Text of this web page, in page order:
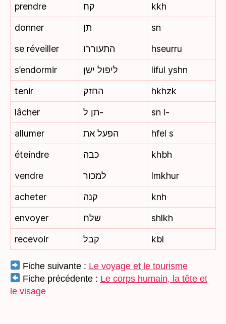
prendre
קח
kkh
donner
תן
sn
se réveiller
התעוררו
hseurru
s’endormir
ליפול ישן
liful yshn
tenir
החזק
hkhzk
lâcher
תן ל-
sn l-
allumer
הפעל את
hfel s
éteindre
כבה
khbh
vendre
למכור
lmkhur
acheter
קנה
knh
envoyer
שלח
shlkh
recevoir
קבל kbl
Fiche suivante : Le voyage et le tourisme
Fiche précédente : Le corps humain, la tête et
le visage